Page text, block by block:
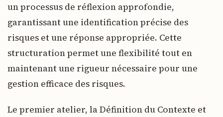
un processus de réflexion approfondie,
garantissant une identification précise des
risques et une réponse appropriée. Cette
structuration permet une flexibilité tout en
maintenant une rigueur nécessaire pour une
gestion efficace des risques.
Le premier atelier, la Définition du Contexte et